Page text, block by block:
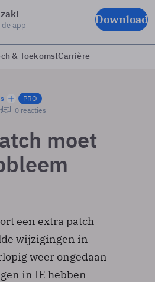
app Download
& ToekomstCarrière
PRO
0 reacties
moet
een extra patch
wijzigingen in
weer ongedaan
in IE hebben